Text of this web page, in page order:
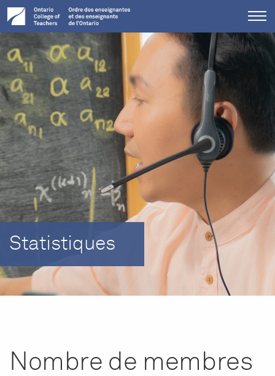
Statistiques
Nombre de membres